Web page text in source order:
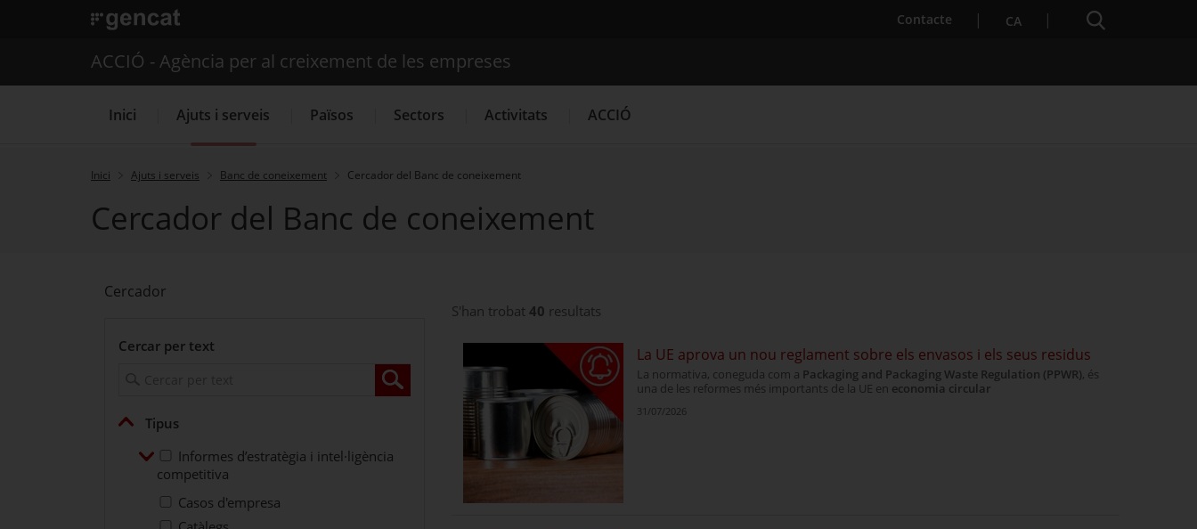
. Obre en una nova finestra. Contacte . Obre en una nova finestra.
CA Cercador
Cercador
Serveis d'internacionalització Serveis d'innovació Convocatòries d'ajuts obertes
ACCIÓ - Agència per al creixement de les empreses
Inici Ajuts i serveis Països Sectors Activitats ACCIÓ
Inici Ajuts i serveis Banc de coneixement Cercador del Banc de coneixement
Cercador del Banc de coneixement
Cercador
Cercar per text
Cercar
Plegar
Tipus
DesplegarInformes d’estratègia i intel·ligència competitiva
Informes d’estratègia i intel·ligència
competitiva
Casos d'empresa
S'han trobat 40 resultats
La UE aprova un nou reglament sobre els envasos i els seus residus
La normativa, coneguda com a Packaging and Packaging Waste Regulation (PPWR), és
una de les reformes més importants de la UE en economia circular
31/07/2026